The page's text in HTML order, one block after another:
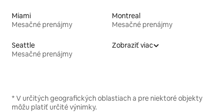
Miami
Mesačné prenájmy
Montreal
Mesačné prenájmy
Seattle
Mesačné prenájmy
Zobraziť viac
* V určitých geografických oblastiach a pre niektoré objekty
môžu platiť určité výnimky.